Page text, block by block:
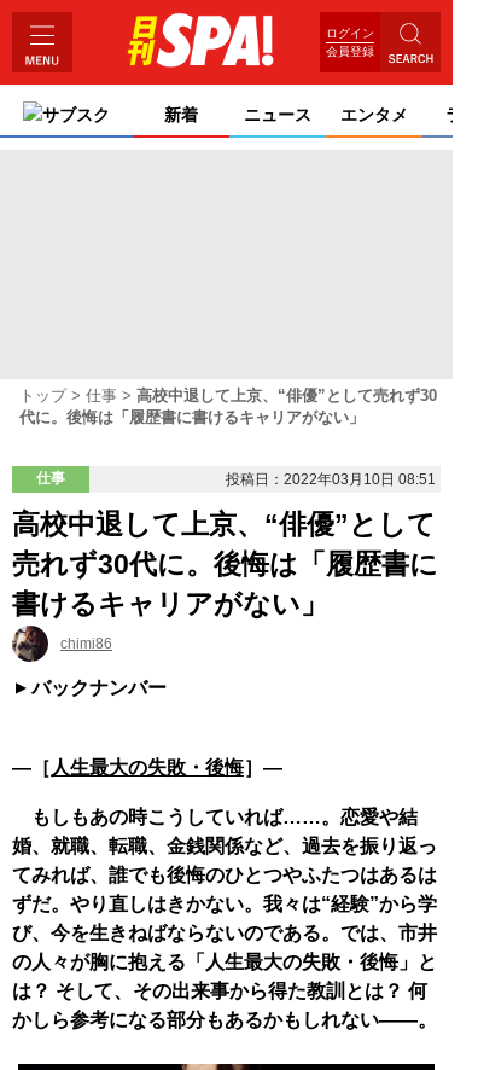
ログイン
会員登録
サブスク 新着 ニュース エンタメ ライ
トップ 仕事
高校中退して上京、“俳優”として売れず30
代に。後悔は「履歴書に書けるキャリアがない」
仕事 投稿日：2022年03月10日 08:51
高校中退して上京、“俳優”として
売れず30代に。後悔は「履歴書に
書けるキャリアがない」
chimi86
バックナンバー
―［ 人生最大の失敗・後悔］―
もしもあの時こうしていれば……。恋愛や結
婚、就職、転職、金銭関係など、過去を振り返っ
てみれば、誰でも後悔のひとつやふたつはあるは
ずだ。やり直しはきかない。我々は“経験”から学
び、今を生きねばならないのである。では、市井
の人々が胸に抱える「人生最大の失敗・後悔」と
は？ そして、その出来事から得た教訓とは？ 何
かしら参考になる部分もあるかもしれない——。